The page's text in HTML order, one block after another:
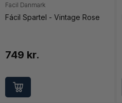
Facil Danmark
Fácil Spartel - Vintage Rose
749 kr.